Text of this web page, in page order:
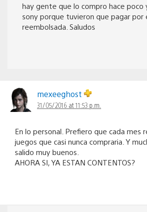
hay gente que lo compro hace poco
sony porque tuvieron que pagar por
reembolsada. Saludos
mexeeghost
31/05/2016 at 11:53 p.m.
En lo personal. Prefiero que cada mes
juegos que casi nunca compraria. Y
salido muy buenos.
AHORA SI, YA ESTAN CONTENTOS?